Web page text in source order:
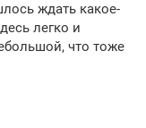
ждать какое-
легко и
что тоже